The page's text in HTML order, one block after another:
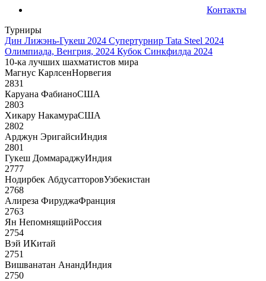
Контакты
Турниры
Дин Лижэнь-Гукеш 2024 Супертурнир Tata Steel 2024
Олимпиада, Венгрия, 2024 Кубок Синкфилда 2024
10-ка лучших шахматистов мира
Магнус КарлсенНорвегия
2831
Каруана ФабианоСША
2803
Хикару НакамураСША
2802
Арджун ЭригайсиИндия
2801
Гукеш ДоммараджуИндия
2777
Нодирбек АбдусатторовУзбекистан
2768
Алиреза ФируджаФранция
2763
Ян НепомнящийРоссия
2754
Вэй ИКитай
2751
Вишванатан АнандИндия
2750